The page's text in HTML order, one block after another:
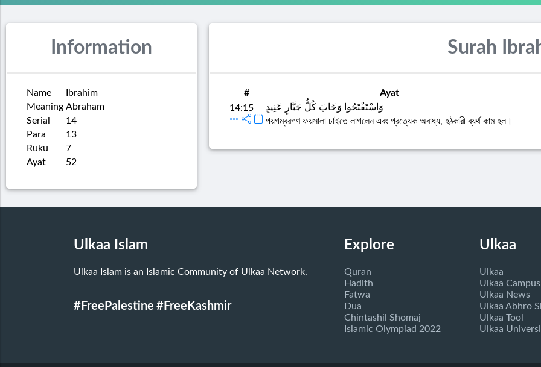
Information
Name
Ibrahim
Meaning Abraham
Serial
14
Para
13
Ruku
7
Ayat
52
Surah
#
Ayat
14:15
وَاسْتَفْتَحُوا وَخَابَ كُلُّ جَبَّارٍ عَنِيدٍ
পয়গম্বরগণ ফয়সালা চাইতে লাগলেন এবং প্রত্যেক অবাধ্য, হঠকারী ব্যর্থ কাম হল।
Ulkaa Islam
Ulkaa Islam is an Islamic Community of Ulkaa Network.
#FreePalestine #FreeKashmir
Explore
Quran
Hadith
Fatwa
Dua
Chintashil Shomaj
Islamic Olympiad 2022
Ulkaa
Ulkaa
Ulkaa Campus
Ulkaa News
Ulkaa Abhro
Ulkaa Tool
Ulkaa